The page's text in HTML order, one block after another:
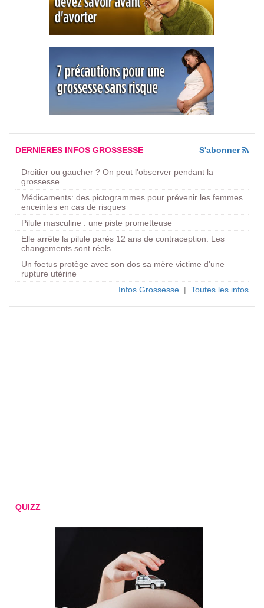
DERNIERES INFOS GROSSESSE S'abonner
Droitier ou gaucher ? On peut l'observer pendant la
grossesse
Médicaments: des pictogrammes pour prévenir les femmes
enceintes en cas de risques
Pilule masculine : une piste prometteuse
Elle arrête la pilule parès 12 ans de contraception. Les
changements sont réels
Un foetus protège avec son dos sa mère victime d'une
rupture utérine
Infos Grossesse | Toutes les infos
QUIZZ